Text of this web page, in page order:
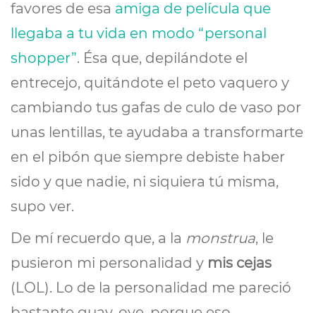
favores de esa amiga de película que
llegaba a tu vida en modo “personal
shopper”. Ésa que, depilándote el
entrecejo, quitándote el peto vaquero y
cambiando tus gafas de culo de vaso por
unas lentillas, te ayudaba a transformarte
en el pibón que siempre debiste haber
sido y que nadie, ni siquiera tú misma,
supo ver.
De mí recuerdo que, a la monstrua, le
pusieron mi personalidad y mis cejas
(LOL). Lo de la personalidad me pareció